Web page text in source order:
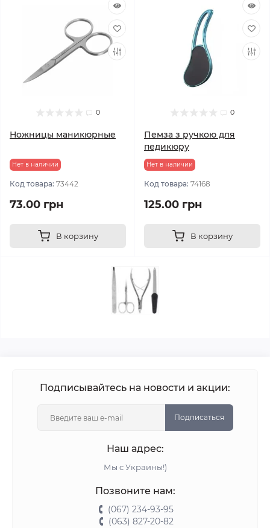
0
Ножницы маникюрные
Нет в наличии
Код товара: 73442
73.00 грн
В корзину
0
Пемза з ручкою для
педикюру
Нет в наличии
Код товара: 74168
125.00 грн
В корзину
Подписывайтесь на новости и акции:
Подписаться
Наш адрес:
Мы с Украины!)
Позвоните нам:
(067) 234-93-95
(063) 827-20-82